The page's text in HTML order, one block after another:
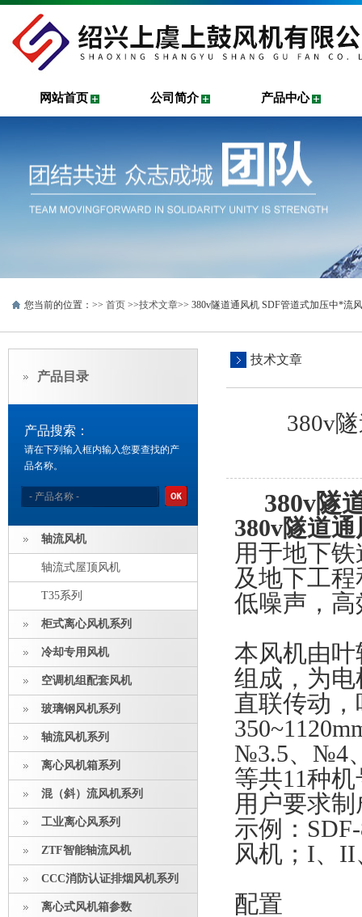
网站首页 公司简介 产品中心
您当前的位置：>> 首页 >>技术文章>> 380v隧道通风机 SDF管道式加压中*流
产品目录
产品搜索：
请在下列输入框内输入您要查找的产
品名称。
轴流风机
轴流式屋顶风机
T35系列
柜式离心风机系列
冷却专用风机
空调机组配套风机
玻璃钢风机系列
轴流风机系列
离心风机箱系列
混（斜）流风机系列
工业离心风系列
ZTF智能轴流风机
CCC消防认证排烟风机系列
离心式风机箱参数
技术文章
380v
380v隧
380v隧道
用于地下
及地下工
低噪声，
本风机由
组成，为
直联传动
№3.5、№4
等共11种
用户要求
示例：
风机；I、
配置